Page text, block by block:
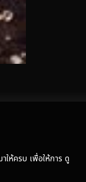
ให้ครบ เพื่อให้การ ดู